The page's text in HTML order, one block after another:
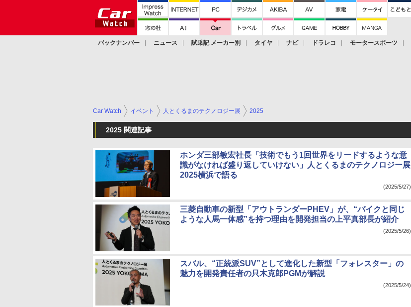
バックナンバー ニュース 試乗記 メーカー別 タイヤ ナビ ドラレコ モータースポーツ
Car Watch イベント 人とくるまのテクノロジー展 2025
2025 関連記事
ホンダ三部敏宏社長「技術でもう1回世界をリードするような意
識がなければ盛り返していけない」人とくるまのテクノロジー展
2025横浜で語る
(2025/5/27)
三菱自動車の新型「アウトランダーPHEV」が、“バイクと同じ
ような人馬一体感”を持つ理由を開発担当の上平真部長が紹介
(2025/5/26)
スバル、“正統派SUV”として進化した新型「フォレスター」の
魅力を開発責任者の只木克郎PGMが解説
(2025/5/24)